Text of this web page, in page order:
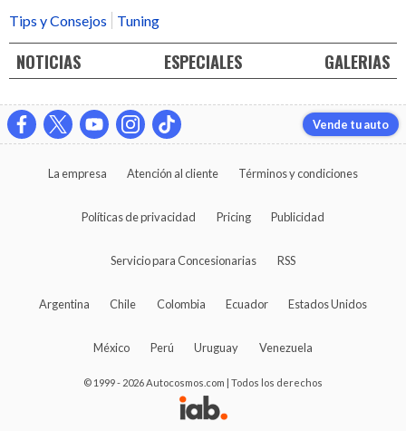
Tips y Consejos
Tuning
NOTICIAS ESPECIALES GALERIAS
Vende tu auto
La empresa Atención al cliente Términos y condiciones
Políticas de privacidad Pricing Publicidad
Servicio para Concesionarias RSS
Argentina Chile Colombia Ecuador Estados Unidos
México Perú Uruguay Venezuela
© 1999 - 2026 Autocosmos.com | Todos los derechos